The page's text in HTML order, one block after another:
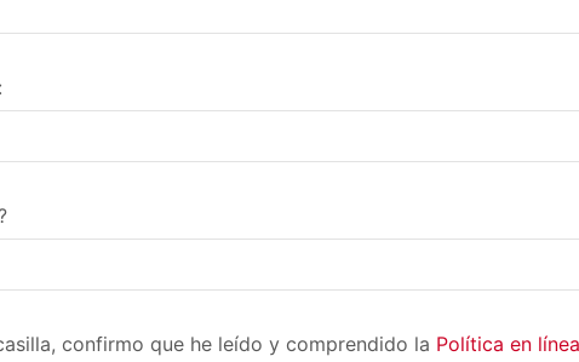
confirmo que he leído y comprendido la Política en línea